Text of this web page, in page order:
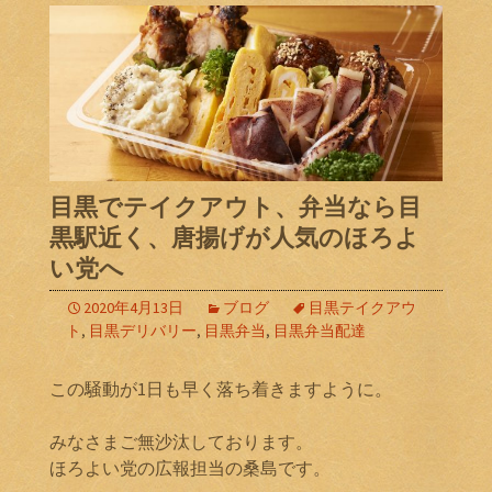
目黒でテイクアウト、弁当なら目
黒駅近く、唐揚げが人気のほろよ
い党へ
2020年4月13日 ブログ
目黒テイクアウ
ト , 目黒デリバリー, 目黒弁当, 目黒弁当配達
この騒動が1日も早く落ち着きますように。
みなさまご無沙汰しております。
ほろよい党の広報担当の桑島です。